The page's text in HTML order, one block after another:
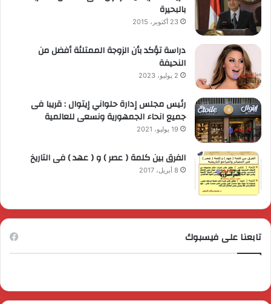
بالبحيرة
23 أكتوبر، 2015
دراسة تؤكد بأن الزوجة الممتلئة أفضل من
النحيفة
2 يوليو، 2023
رئيس مجلس إدارة حلواني إيتوال : قريبا فى
جميع انحاء الجمهورية ونسعى للعالمية
19 يوليو، 2021
الفرق بين كلمة ( عصر ) و ( عهد ) فى التاريخ
8 أبريل، 2017
تابعنا على فيسبوك